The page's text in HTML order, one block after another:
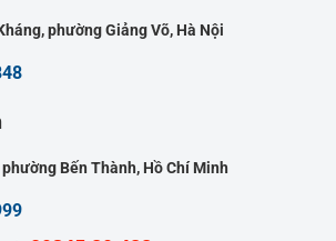
phường Giảng Võ, Hà Nội
Bến Thành, Hồ Chí Minh